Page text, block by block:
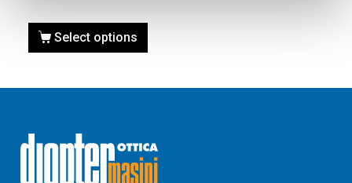
Select options